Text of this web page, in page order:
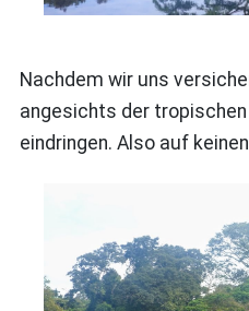
Nachdem wir uns
angesichts der tropischen
eindringen. Also auf